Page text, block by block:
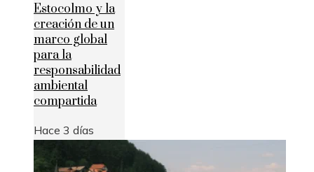
Estocolmo y la
creación de un
marco global
para la
responsabilidad
ambiental
compartida
Hace 3 días